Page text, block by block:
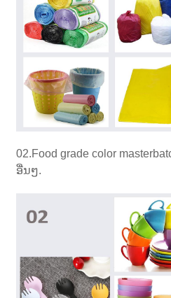
02.Food grade color
ອື່ນໆ.